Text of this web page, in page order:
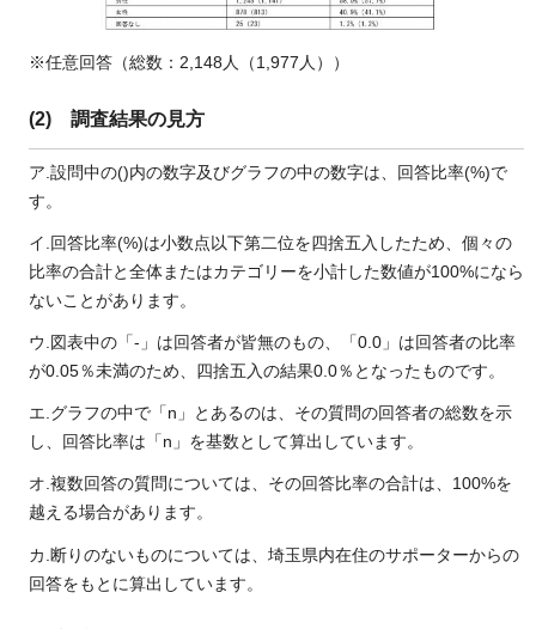
※任意回答（総数：2,148人（1,977人））
(2) 調査結果の見方
ア.設問中の()内の数字及びグラフの中の数字は、回答比率(%)で
す。
イ.回答比率(%)は小数点以下第二位を四捨五入したため、個々の
比率の合計と全体またはカテゴリーを小計した数値が100%になら
ないことがあります。
ウ.図表中の「-」は回答者が皆無のもの、「0.0」は回答者の比率
が0.05％未満のため、四捨五入の結果0.0％となったものです。
エ.グラフの中で「n」とあるのは、その質問の回答者の総数を示
し、回答比率は「n」を基数として算出しています。
オ.複数回答の質問については、その回答比率の合計は、100%を
越える場合があります。
カ.断りのないものについては、埼玉県内在住のサポーターからの
回答をもとに算出しています。